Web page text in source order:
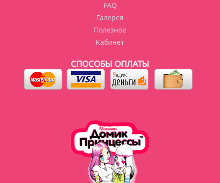
FAQ
Галерея
Полезное
Кабинет
СПОСОБЫ ОПЛАТЫ